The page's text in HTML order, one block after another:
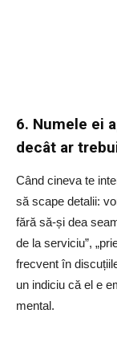
6. Numele ei
decât ar
Când cineva te
să scape detalii:
fără să-și dea
de la serviciu”,
frecvent în
un indiciu că el e
mental.